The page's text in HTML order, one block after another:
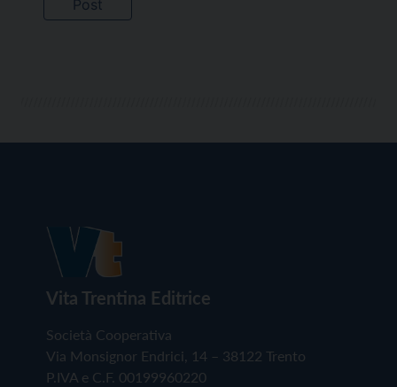
Vita Trentina Editrice
Società Cooperativa
Via Monsignor Endrici, 14 – 38122 Trento
P.IVA e C.F. 00199960220